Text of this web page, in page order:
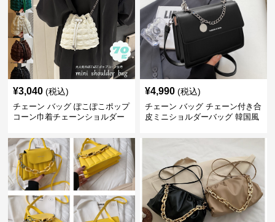
¥3,040 (税込)
チェーン バッグ ぽこぽこポップ
コーン巾着チェーンショルダー
¥4,990 (税込)
チェーン バッグ チェーン付き合
皮ミニショルダーバッグ 韓国風